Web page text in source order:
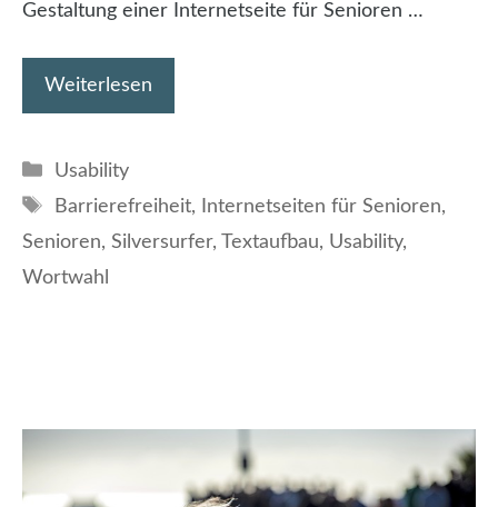
Gestaltung einer Internetseite für Senioren …
Weiterlesen
Kategorien
Usability
Schlagwörter
Barrierefreiheit, Internetseiten für Senioren,
Senioren, Silversurfer, Textaufbau, Usability,
Wortwahl